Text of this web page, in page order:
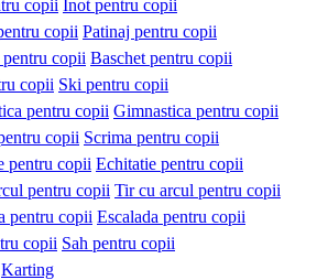
Inot pentru copii
Patinaj pentru copii
Baschet pentru copii
Ski pentru copii
Gimnastica pentru copii
Scrima pentru copii
Echitatie pentru copii
Tir cu arcul pentru copii
Escalada pentru copii
Sah pentru copii
Karting